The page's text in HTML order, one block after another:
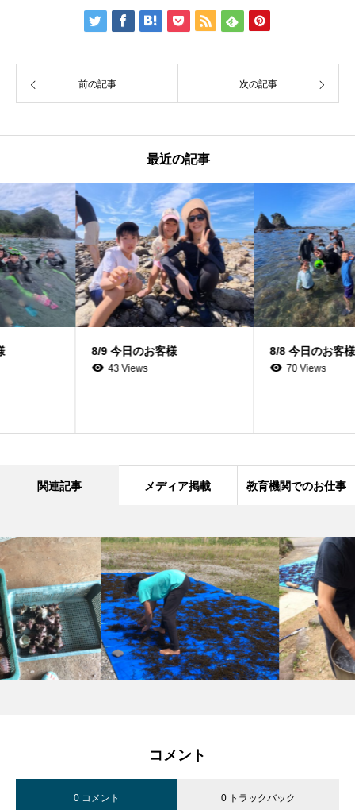
前の記事 次の記事
最近の記事
8/9 今日のお客様 8/8 今日のお客様
関連記事 メディア掲載 教育機関でのお仕事
コメント
0 コメント 0 トラックバック